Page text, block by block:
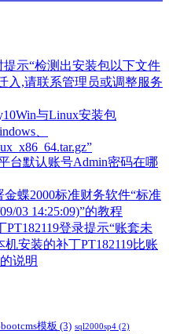
提示“检测出安装包以下文件
入,请联系管理员或调整服务
与Linux安装包
、
台默认账号Admin密码在哪
金蝶2000标准财务软件“标准
03 14:25:09)”的教程
登录提示“账套未
安装的补丁PT182119比账
说明
模板 (3) sql2000sp4 (2)